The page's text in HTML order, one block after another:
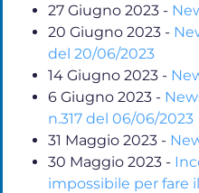
27 Giugno 2023 -
20 Giugno 2023 -
del 20/06/2023
14 Giugno 2023 -
6 Giugno 2023 -
n.317 del 06/06/2023
31 Maggio 2023 -
30 Maggio 2023 -
impossibile per fare